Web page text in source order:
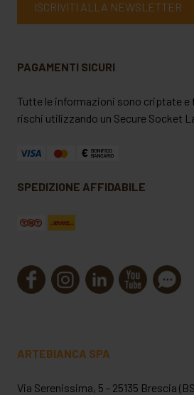
ISCRIVITI ALLA NEWSLETTER
PAGAMENTI SICURI
Tutte le informazioni sono criptate e
rischi utilizzando un Secure Socket
SPEDIZIONE AFFIDABILE
ARTEBIANCA SPA
Via Serenissima, 5 - 25135 Brescia